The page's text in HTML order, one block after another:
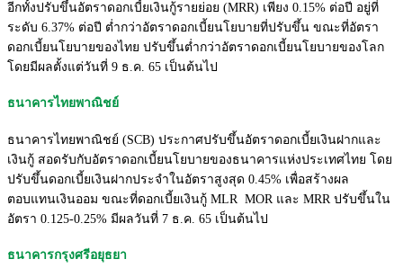
อีกทั้งปรับขึ้นอัตราดอกเบี้ยเงินกู้รายย่อย (MRR) เพียง 0.15% ต่อปี อยู่ที่
ระดับ 6.37% ต่อปี ต่ำกว่าอัตราดอกเบี้ยนโยบายที่ปรับขึ้น ขณะที่อัตรา
ดอกเบี้ยนโยบายของไทย ปรับขึ้นต่ำกว่าอัตราดอกเบี้ยนโยบายของโลก
โดยมีผลตั้งแต่วันที่ 9 ธ.ค. 65 เป็นต้นไป
ธนาคารไทยพาณิชย์
ธนาคารไทยพาณิชย์ (SCB) ประกาศปรับขึ้นอัตราดอกเบี้ยเงินฝากและ
เงินกู้ สอดรับกับอัตราดอกเบี้ยนโยบายของธนาคารแห่งประเทศไทย โดย
ปรับขึ้นดอกเบี้ยเงินฝากประจำในอัตราสูงสุด 0.45% เพื่อสร้างผล
ตอบแทนเงินออม ขณะที่ดอกเบี้ยเงินกู้ MLR MOR และ MRR ปรับขึ้นใน
อัตรา 0.125-0.25% มีผลวันที่ 7 ธ.ค. 65 เป็นต้นไป
ธนาคารกรุงศรีอยุธยา